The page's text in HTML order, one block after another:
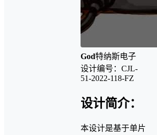
God特纳斯电子
设计编号：CJL-
51-2022-118-FZ
设计简介：
本设计是基于单片